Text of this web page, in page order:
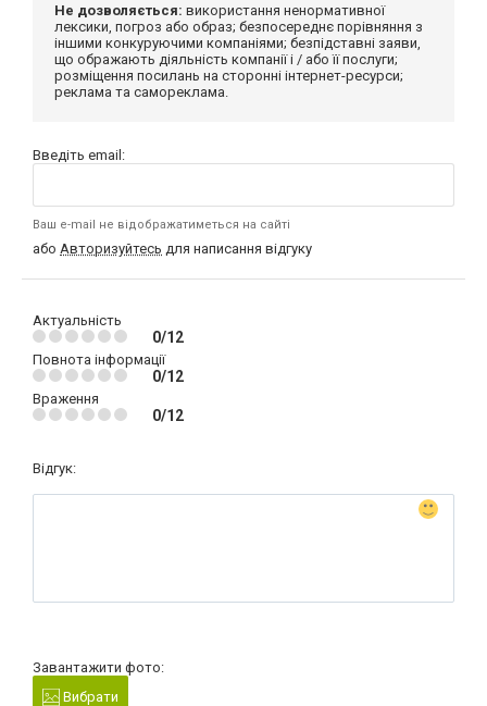
Не дозволяється: використання ненормативної
лексики, погроз або образ; безпосереднє порівняння з
іншими конкуруючими компаніями; безпідставні заяви,
що ображають діяльність компанії і / або її послуги;
розміщення посилань на сторонні інтернет-ресурси;
реклама та самореклама.
Введіть email:
Ваш e-mail не відображатиметься на сайті
або Авторизуйтесь для написання відгуку
Актуальність
0/12
Повнота інформації
0/12
Враження
0/12
Відгук:
Завантажити фото:
Вибрати